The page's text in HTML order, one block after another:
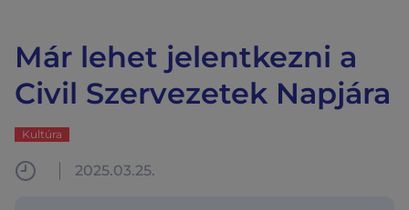
Már lehet jelentkezni a
Civil Szervezetek Napjára
Kultúra
2025.03.25.